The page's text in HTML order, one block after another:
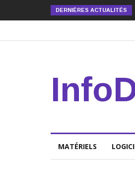
DERNIÈRES ACTUALITÉS
MATÉRIELS